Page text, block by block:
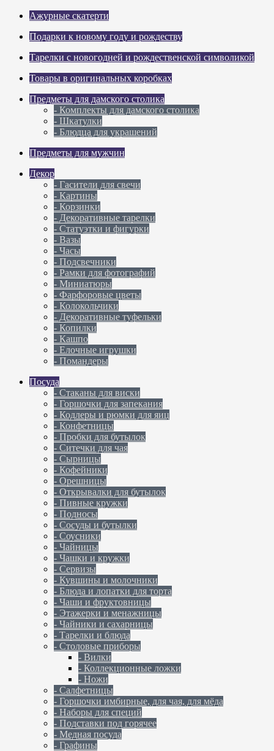
Ажурные скатерти
Подарки к новому году и рождеству
Тарелки с новогодней и рождественской символикой
Товары в оригинальных коробках
Предметы для дамского столика
- Комплекты для дамского столика
- Шкатулки
- Блюдца для украшений
Предметы для мужчин
Декор
- Гасители для свечи
- Картины
- Корзинки
- Декоративные тарелки
- Статуэтки и фигурки
- Вазы
- Часы
- Подсвечники
- Рамки для фотографий
- Миниатюры
- Фарфоровые цветы
- Колокольчики
- Декоративные туфельки
- Копилки
- Кашпо
- Елочные игрушки
- Помандеры
Посуда
- Cтаканы для виски
- Горшочки для запекания
- Кодлеры и рюмки для яиц
- Конфетницы
- Пробки для бутылок
- Ситечки для чая
- Сырницы
- Кофейники
- Орешницы
- Открывалки для бутылок
- Пивные кружки
- Подносы
- Сосуды и бутылки
- Соусники
- Чайницы
- Чашки и кружки
- Сервизы
- Кувшины и молочники
- Блюда и лопатки для торта
- Чаши и фруктовницы
- Этажерки и менажницы
- Чайники и сахарницы
- Тарелки и блюда
- Столовые приборы
- Вилки
- Коллекционные ложки
- Ножи
- Салфетницы
- Горшочки имбирные, для чая, для мёда
- Наборы для специй
- Подставки под горячее
- Медная посуда
- Графины